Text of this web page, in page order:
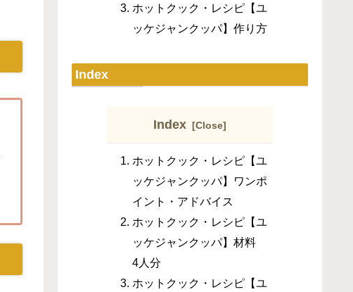
ホットクック・レシピ【ユ
ッケジャンクッパ】作り方
Index
Index
ホットクック・レシピ【ユ
ッケジャンクッパ】ワンポ
イント・アドバイス
ホットクック・レシピ【ユ
ッケジャンクッパ】材料
4人分
ホットクック・レシピ【ユ